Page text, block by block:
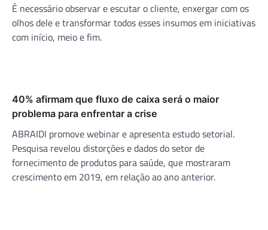
É necessário observar e escutar o cliente, enxergar com os
olhos dele e transformar todos esses insumos em iniciativas
com início, meio e fim.
40% afirmam que fluxo de caixa será o maior
problema para enfrentar a crise
ABRAIDI promove webinar e apresenta estudo setorial.
Pesquisa revelou distorções e dados do setor de
fornecimento de produtos para saúde, que mostraram
crescimento em 2019, em relação ao ano anterior.